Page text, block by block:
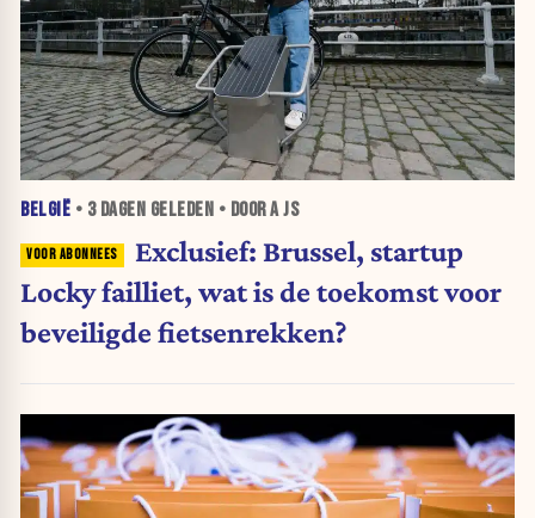
BELGIË • 3 DAGEN GELEDEN • DOOR A JS
Exclusief: Brussel, startup
Locky failliet, wat is de toekomst voor
beveiligde fietsenrekken?